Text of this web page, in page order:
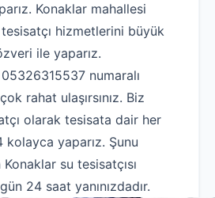
Konaklar mahallesi
hizmetlerini büyük
ile yaparız.
05326315537 numaralı
rahat ulaşırsınız. Biz
olarak tesisata dair her
kolayca yaparız. Şunu
Konaklar su tesisatçısı
24 saat yanınızdadır.